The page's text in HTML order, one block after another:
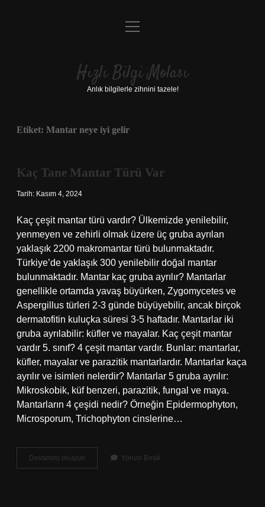
Anasayfa
Yasal Uyarı
menüyü
Hızlı Bilgi Molası
Anlık bilgilerle zihnini tazele!
Etiket: Mantar neye iyi gelir
Kaç Tane Mantar Türü Var
Tarih: Kasım 4, 2024
Kaç çeşit mantar türü vardır? Ülkemizde yenilebilir,
yenmeyen ve zehirli olmak üzere üç gruba ayrılan
yaklaşık 2200 makromantar türü bulunmaktadır.
Türkiye’de yaklaşık 300 yenilebilir doğal mantar
bulunmaktadır. Mantar kaç gruba ayrılır? Mantarlar
genellikle ortamda yavaş büyürken, Zygomycetes ve
Aspergillus türleri 2-3 günde büyüyebilir, ancak birçok
dermatofitin kuluçka süresi 3-5 haftadır. Mantarlar iki
gruba ayrılabilir: küfler ve mayalar. Kaç çeşit mantar
vardır 5. sınıf? 4 çeşit mantar vardır. Bunlar: mantarlar,
küfler, mayalar ve parazitik mantarlardır. Mantarlar kaça
ayrılır ve isimleri nelerdir? Mantarlar 5 gruba ayrılır:
Mikroskobik, küf benzeri, parazitik, fungal ve maya.
Mantarların 4 çeşidi nedir? Örneğin Epidermophyton,
Microsporum, Trichophyton cinslerine…
Devamını okuyun
Tane
Yorum Bırak